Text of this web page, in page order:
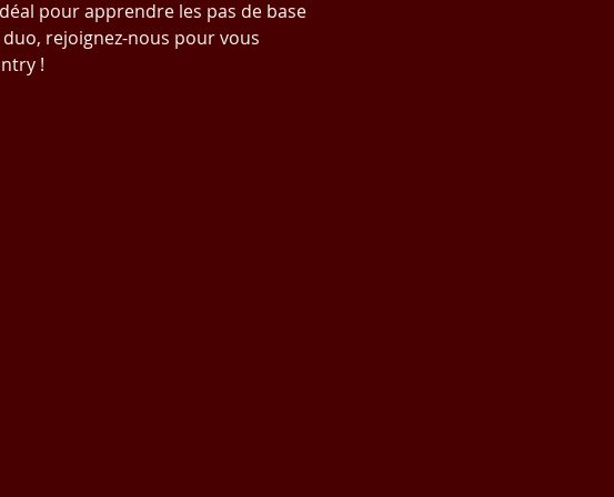
pour apprendre les pas de base
rejoignez-nous pour vous
!